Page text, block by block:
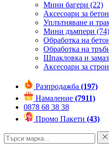
Мини багери (22)
Аксесоари за
Уплътняване и
Мини дъмпери (74)
Обработка на
Обработка на
Шпакловка и
Аксесоари за
Разпродажба (197)
Намаление (7911)
0878 68 38 38
Промо Пакети (43)